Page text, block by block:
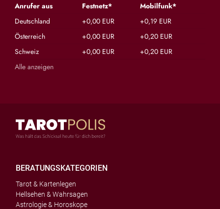
Anrufer aus Festnetz*
Mobilfunk*
Deutschland
+0,00 EUR
+0,19 EUR
Österreich
+0,00 EUR
+0,20 EUR
Schweiz
+0,00 EUR
+0,20 EUR
Alle anzeigen
BERATUNGSKATEGORIEN
Tarot & Kartenlegen
Hellsehen & Wahrsagen
Astrologie & Horoskope